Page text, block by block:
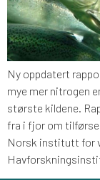
Ny oppdatert
mye mer nitrogen
største kildene.
fra i fjor om
Norsk institutt for